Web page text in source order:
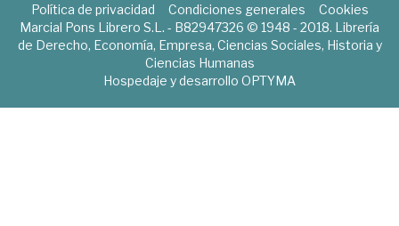
Política de privacidad Condiciones generales
Cookies
Marcial Pons Librero S.L. - B82947326 © 1948 - 2018. Librería
de Derecho, Economía, Empresa, Ciencias Sociales, Historia y
Ciencias Humanas
Hospedaje y desarrollo OPTYMA